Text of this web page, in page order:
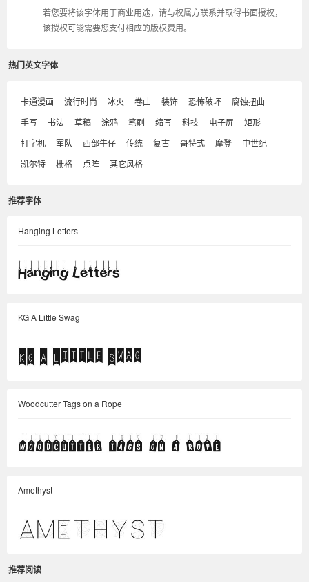
若您要将该字体用于商业用途，请与权属方联系并取得书面授权，
该授权可能需要您支付相应的版权费用。
热门英文字体
卡通漫画 流行时尚 冰火 卷曲 装饰 恐怖破坏
腐蚀扭曲
手写
书法 草稿 涂鸦 笔刷 缩写 科技 电子屏
矩形
打字机
军队 西部牛仔 传统 复古 哥特式 摩登
中世纪
凯尔特
栅格 点阵 其它风格
推荐字体
Hanging Letters
KG A Little Swag
Woodcutter Tags on a Rope
Amethyst
推荐阅读